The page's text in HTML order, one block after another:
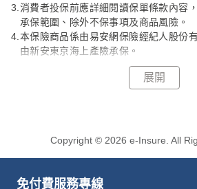
Q12
3.消費者投保前應詳細閱讀保單條款內容
承保範圍、除外不保事項及商品風險。
4.本保險商品係由易安網保險經紀人股份
由新安東京海上產險承保。
本商品經本公司合格簽署人員檢視其內
及保險法令，惟為確保權益，基於保險
本保險商品之特性經依保險商品銷售前
7.本保險商品依保險法及其他相關規定受
展開
Copyright © 2026 e-Insure. All
免付費服務專線